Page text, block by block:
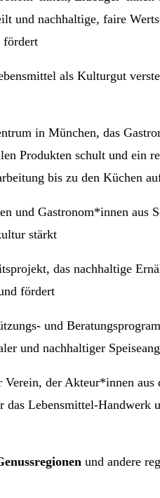
und nachhaltige, faire
fördert
als Kulturgut
in München, das
Produkten schult und ein
bis zu den Küchen
und Gastronom*innen aus
stärkt
das nachhaltige
fördert
und
und nachhaltiger
der Akteur*innen aus
Lebensmittel-Handwerk
und andere